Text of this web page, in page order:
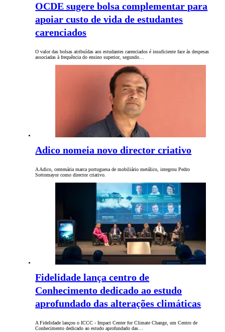
OCDE sugere bolsa complementar para
apoiar custo de vida de estudantes
carenciados
O valor das bolsas atribuídas aos estudantes carenciados é insuficiente face às despesas
associadas à frequência do ensino superior, segundo…
Adico nomeia novo director criativo
A Adico, centenária marca portuguesa de mobiliário metálico, integrou Pedro
Sottomayor como director criativo.
Fidelidade lança centro de
Conhecimento dedicado ao estudo
aprofundado das alterações climáticas
A Fidelidade lançou o ICCC - Impact Center for Climate Change, um Centro de
Conhecimento dedicado ao estudo aprofundado das…